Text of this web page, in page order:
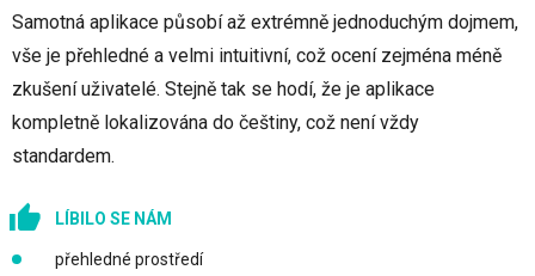
Samotná aplikace působí až extrémně jednoduchým dojmem,
vše je přehledné a velmi intuitivní, což ocení zejména méně
zkušení uživatelé. Stejně tak se hodí, že je aplikace
kompletně lokalizována do češtiny, což není vždy
standardem.
LÍBILO SE NÁM
přehledné prostředí